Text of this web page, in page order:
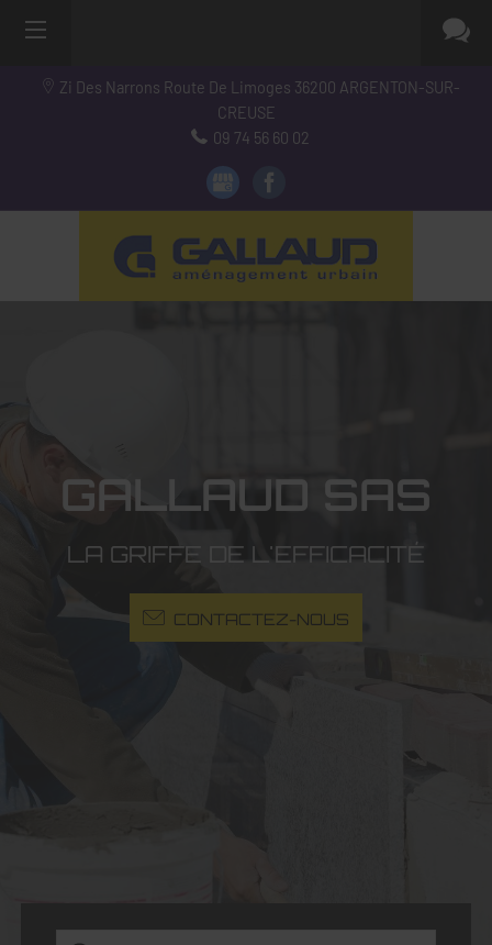
Zi Des Narrons Route De Limoges 36200 ARGENTON-SUR-
CREUSE
09 74 56 60 02
GALLAUD SAS
LA GRIFFE DE L'EFFICACITÉ
CONTACTEZ-NOUS